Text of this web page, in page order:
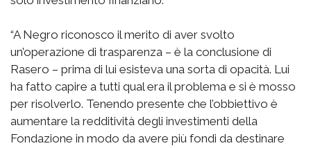
“A Negro riconosco il merito di aver svolto
un’operazione di trasparenza – è la conclusione di
Rasero – prima di lui esisteva una sorta di opacità. Lui
ha fatto capire a tutti qual era il problema e si è mosso
per risolverlo. Tenendo presente che l’obbiettivo è
aumentare la redditività degli investimenti della
Fondazione in modo da avere più fondi da destinare